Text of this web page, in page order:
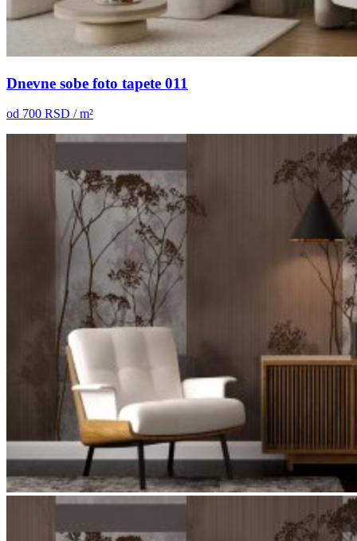
Dnevne sobe foto tapete 011
od 700 RSD / m²